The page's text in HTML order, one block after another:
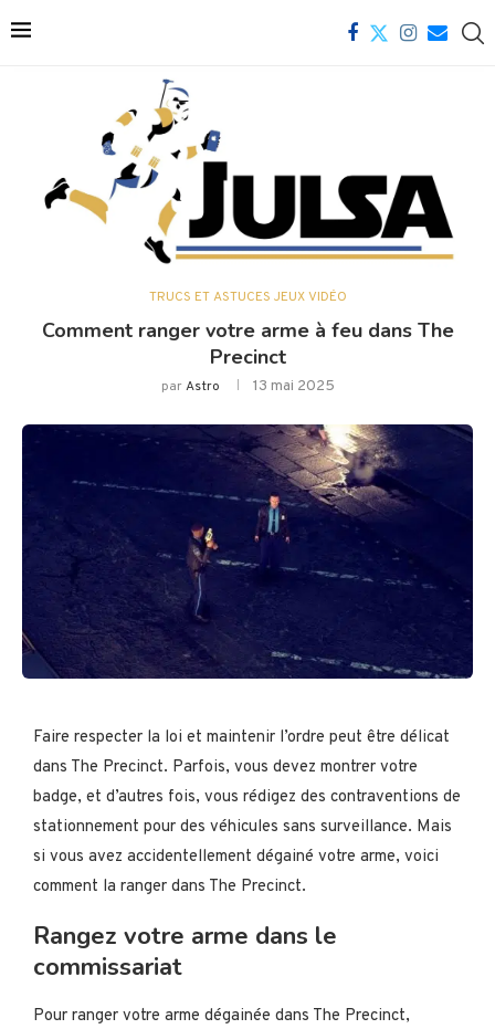
TRUCS ET ASTUCES JEUX VIDÉO
Comment ranger votre arme à feu dans The
Precinct
parAstro 13 mai 2025
Faire respecter la loi et maintenir l’ordre peut être délicat
dans The Precinct. Parfois, vous devez montrer votre
badge, et d’autres fois, vous rédigez des contraventions de
stationnement pour des véhicules sans surveillance. Mais
si vous avez accidentellement dégainé votre arme, voici
comment la ranger dans The Precinct.
Rangez votre arme dans le
commissariat
Pour ranger votre arme dégainée dans The Precinct,